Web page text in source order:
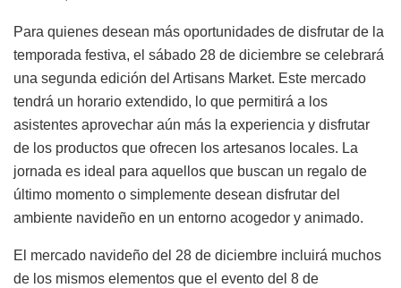
Para quienes desean más oportunidades de disfrutar de la
temporada festiva, el sábado 28 de diciembre se celebrará
una segunda edición del Artisans Market. Este mercado
tendrá un horario extendido, lo que permitirá a los
asistentes aprovechar aún más la experiencia y disfrutar
de los productos que ofrecen los artesanos locales. La
jornada es ideal para aquellos que buscan un regalo de
último momento o simplemente desean disfrutar del
ambiente navideño en un entorno acogedor y animado.
El mercado navideño del 28 de diciembre incluirá muchos
de los mismos elementos que el evento del 8 de